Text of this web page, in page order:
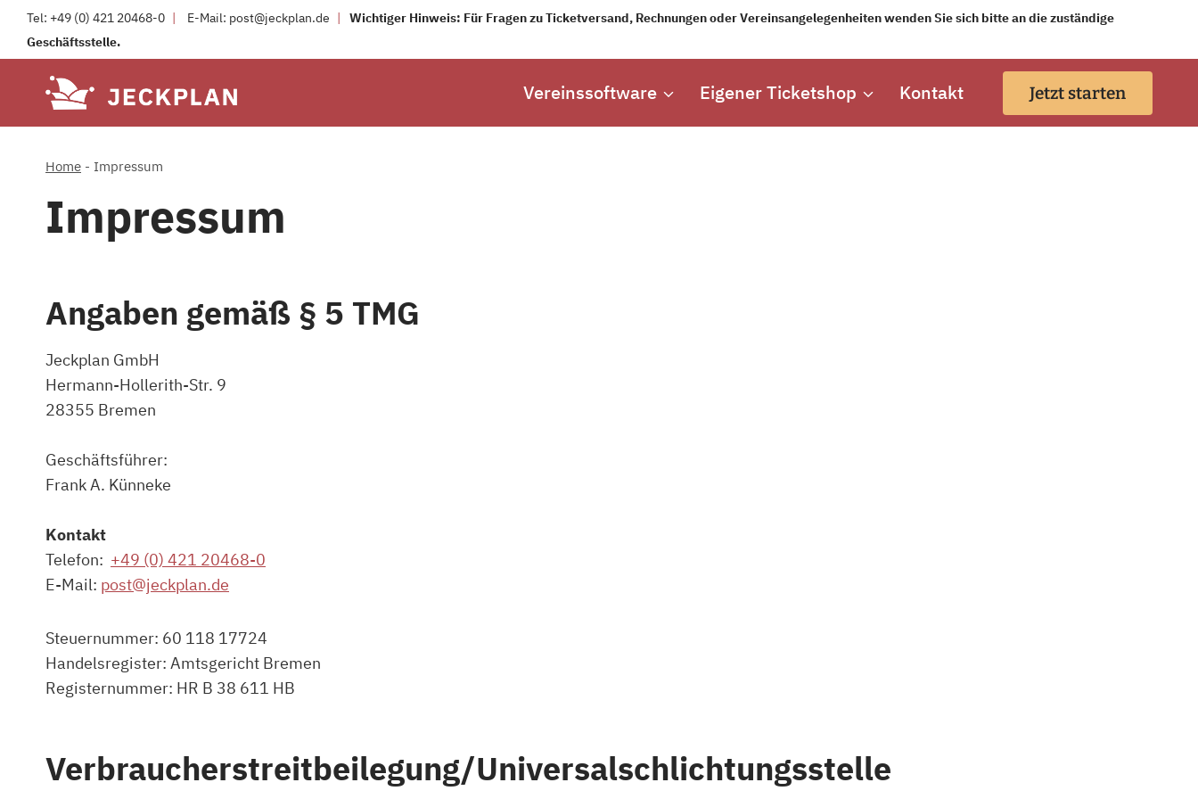
Zum
Inhalt
springen
Tel: +49 (0) 421 20468-0 | E-Mail: post@jeckplan.de |
Wichtiger Hinweis: Für Fragen zu Ticketversand, Rechnungen oder Vereinsangelegenheiten wenden Sie sich bitte an die zuständige
Geschäftsstelle.
Vereinssoftware Eigener Ticketshop Kontakt Jetzt starten
Home - Impressum
Impressum
Angaben gemäß § 5 TMG
Jeckplan GmbH
Hermann-Hollerith-Str. 9
28355 Bremen
Geschäftsführer:
Frank A. Künneke
Kontakt
Telefon: +49 (0) 421 20468-0
E-Mail: post@jeckplan.de
Steuernummer: 60 118 17724
Handelsregister: Amtsgericht Bremen
Registernummer: HR B 38 611 HB
Verbraucherstreitbeilegung/Universalschlichtungsstelle